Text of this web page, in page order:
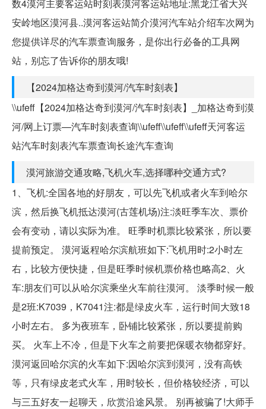
数4漠河主要客运站时刻表漠河客运站地址:黑龙江省大兴
安岭地区漠河县..漠河客运站简介漠河汽车站介绍车次网为
您提供详尽的汽车票查询服务，是你出行必备的工具网
站，别忘了告诉你的朋友哦!
【2024加格达奇到漠河/汽车时刻表】
\\ufeff【2024加格达奇到漠河/汽车时刻表】_加格达奇到漠
河/网上订票—汽车时刻表查询\\ufeff\\ufeff\\ufeff天河客运
站汽车时刻表汽车票查询长途汽车查询
漠河旅游交通攻略,飞机火车,选择哪种交通方式?
1、飞机:全国各地的好朋友，可以先飞机或者火车到哈尔
滨，然后换飞机抵达漠河(古莲机场)注:淡旺季车次、票价
会有变动，请以实际为准。 旺季时机票比较紧张，所以要
提前预定。 漠河返程哈尔滨航班如下:飞机用时:2小时左
右，比较方便快捷，但是旺季时候机票价格也略高2、火
车:朋友们可以从哈尔滨乘坐火车前往漠河。 淡季时候一般
是2班:K7039，K7041注:都是绿皮火车，运行时间大致18
小时左右。 多为夜班车，卧铺比较紧张，所以要提前购
买。 火车上不冷，但是下火车之前要把保暖衣物都穿好。
漠河返回哈尔滨的火车如下:因哈尔滨到漠河，没有高铁
等，只有绿皮老式火车，用时较长，但价格较经济，可以
与三五好友一起聊天，欣赏沿途风景。 别再被骗了!大师手